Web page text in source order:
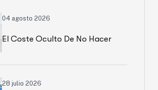
04 agosto 2026
El Coste Oculto De No Hacer
28 julio 2026